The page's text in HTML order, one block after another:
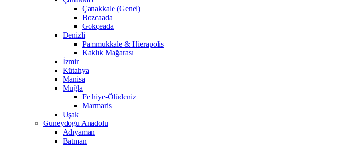
Çanakkale (Genel)
Bozcaada
Gökçeada
Denizli
Pammukkale & Hierapolis
Kaklık Mağarası
İzmir
Kütahya
Manisa
Muğla
Fethiye-Ölüdeniz
Marmaris
Uşak
Güneydoğu Anadolu
Adıyaman
Batman